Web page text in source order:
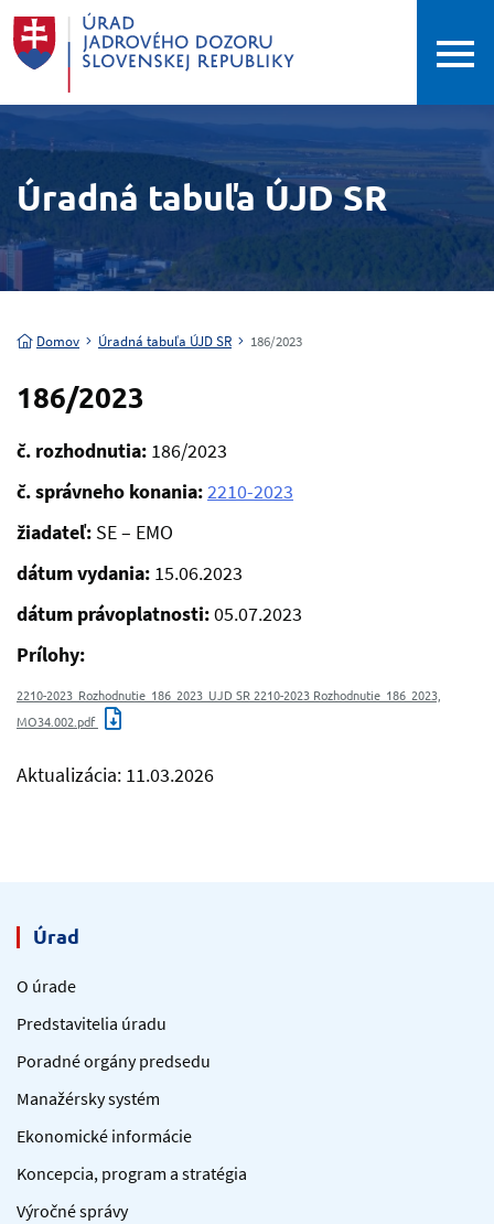
Úradná tabuľa ÚJD SR
Domov Úradná tabuľa ÚJD SR 186/2023
186/2023
č. rozhodnutia: 186/2023
č. správneho konania:2210-2023
žiadateľ: SE – EMO
dátum vydania: 15.06.2023
dátum právoplatnosti:05.07.2023
Prílohy:
2210-2023_Rozhodnutie_186_2023_UJD SR 2210-2023 Rozhodnutie_186_2023,
MO34.002.pdf
Aktualizácia: 11.03.2026
Úrad
O úrade
Predstavitelia úradu
Poradné orgány predsedu
Manažérsky systém
Ekonomické informácie
Koncepcia, program a stratégia
Výročné správy